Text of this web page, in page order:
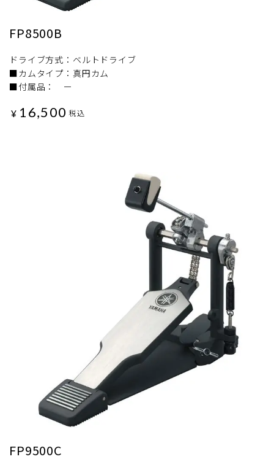
FP8500B
ドライブ方式：ベルトドライブ
■カムタイプ：真円カム
■付属品： ー
¥ 16,500 税込
FP9500C